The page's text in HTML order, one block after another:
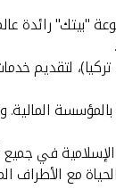
الكويت للأوراق المالية، في عام
بيت التمويل الكويتي
المالية.
في جميع
مع الأطراف